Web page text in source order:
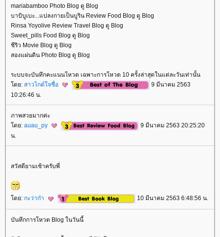
mariabamboo Photo Blog ดู Blog
บาบิบูเบะ...แปลงกายเป็นบูริน Review Food Blog ดู Blog
Rinsa Yoyolive Review Travel Blog ดู Blog
Sweet_pills Food Blog ดู Blog
ชีริว Movie Blog ดู Blog
สองแผ่นดิน Photo Blog ดู Blog
ระบบจะบันทึกคะแนนโหวต เฉพาะการโหวต 10 ครั้งล่าสุดในแต่ละวันเท่านั้น
ดย: สาวไกด์ใจซื่อ
9 มีนาคม 2563
10:26:46 น.
ภาพสวยมากค่ะ
ดย: auau_py
9 มีนาคม 2563 20:25:20
น.
สวัสดียามเช้าครับพี่
ดย: กะว่าก๋า 10 มีนาคม 2563 6:48:56 น.
บันทึกการโหวต Blog ในวันนี้